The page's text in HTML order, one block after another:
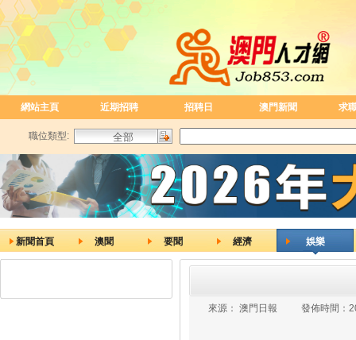
網站主頁 近期招聘 招聘日 澳門新聞 求
職位類型:
新聞首頁 澳聞 要聞 經濟 娛樂
來源： 澳門日報 發佈時間：